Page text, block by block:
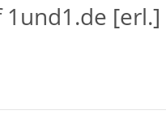
[erl.]